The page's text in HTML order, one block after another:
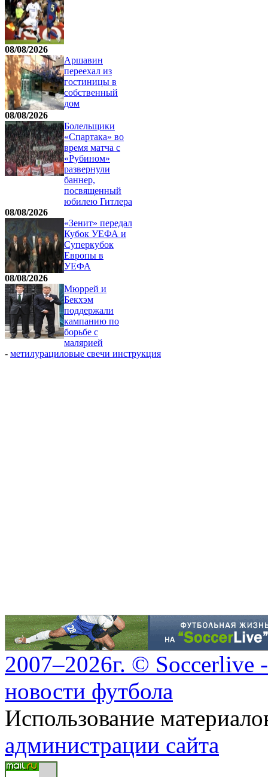
08/08/2026
Аршавин
переехал из
гостиницы в
собственный
дом
08/08/2026
Болельщики
«Спартака» во
время матча с
«Рубином»
развернули
баннер,
посвященный
юбилею Гитлера
08/08/2026
«Зенит» передал
Кубок УЕФА и
Суперкубок
Европы в
УЕФА
08/08/2026
Мюррей и
Бекхэм
поддержали
кампанию по
борьбе с
малярией
- метилурациловые свечи инструкция
2007–2026г. ©
новости футбола
Использование
администрации сайта